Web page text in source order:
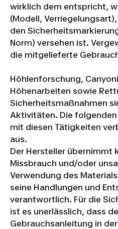
wirklich dem entspricht,
(Modell,
den
Norm) versehen ist.
die mitgelieferte
Höhlenforschung,
Höhenarbeiten sowie
Sicherheitsmaßnahmen
Aktivitäten. Die
mit diesen Tätigkeiten
aus.
Der Hersteller übernimmt
Missbrauch und/oder
Verwendung des
seine Handlungen und
verantwortlich. Für die
ist es unerlässlich, dass
Gebrauchsanleitung in